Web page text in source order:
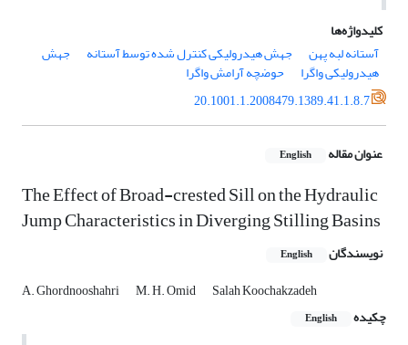
کلیدواژه‌ها
آستانه لبه پهن
جهش هیدرولیکی کنترل شده توسط آستانه جهش
هیدرولیکی واگرا
حوضچه آرامش واگرا
20.1001.1.2008479.1389.41.1.8.7
عنوان مقاله English
The Effect of Broad-crested Sill on the Hydraulic
Jump Characteristics in Diverging Stilling Basins
نویسندگان English
A. Ghordnooshahri M. H. Omid
Salah Koochakzadeh
چکیده
English